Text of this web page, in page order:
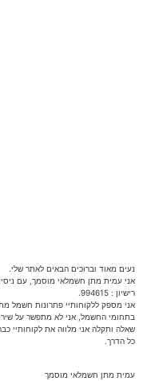
נעים מאוד וברוכים הבאים לאתר שלי.
רישיון : 994615.
אני מספק ללקוחותיי פתרונות חשמל
שאלה ותקלה אני מלווה את לקוחותיי
כל הדרך.
עמית מתן חשמלאי מוסמך